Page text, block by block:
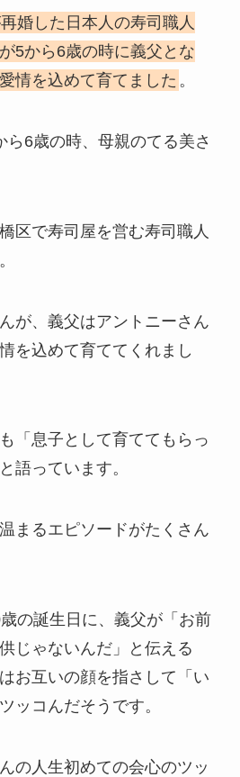
婚した日本人の寿司職人
5から6歳の時に義父とな
情を込めて育てました 。
ら6歳の時、母親のてる美さ
区で寿司屋を営む寿司職人
が、義父はアントニーさん
を込めて育ててくれまし
「息子として育ててもらっ
語っています。
まるエピソードがたくさん
の誕生日に、義父が「お前
じゃないんだ」と伝える
お互いの顔を指さして「い
ッコんだそうです。
の人生初めての会心のツッ